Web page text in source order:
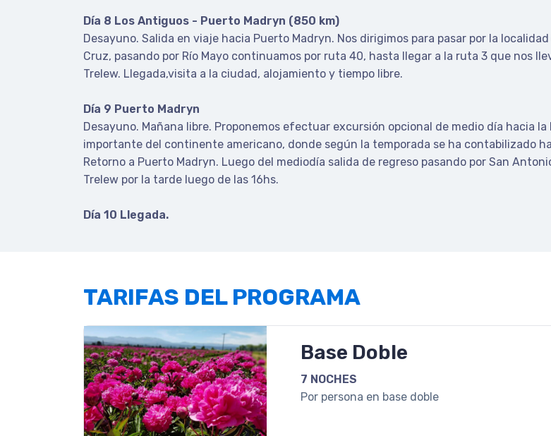
Día 8 Los Antiguos - Puerto Madryn (850 km)
Desayuno. Salida en viaje hacia Puerto Madryn. Nos dirigimos para pasar por la
Cruz, pasando por Río Mayo continuamos por ruta 40, hasta llegar a la ruta 3 que nos
Trelew. Llegada,visita a la ciudad, alojamiento y tiempo libre.
Día 9 Puerto Madryn
Desayuno. Mañana libre. Proponemos efectuar excursión opcional de medio día hacia
importante del continente americano, donde según la temporada se ha contabilizado
Retorno a Puerto Madryn. Luego del mediodía salida de regreso pasando por San
Trelew por la tarde luego de las 16hs.
Día 10 Llegada.
TARIFAS DEL PROGRAMA
Base Doble
7 NOCHES
Por persona en base doble